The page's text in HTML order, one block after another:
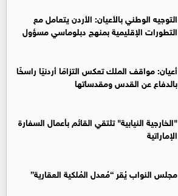
التوجيه الوطني بالأعيان: الأردن يتعامل مع
التطورات الإقليمية بمنهج دبلوماسي مسؤول
أعيان: مواقف الملك تعكس التزامًا أردنيًا راسخًا
بالدفاع عن القدس ومقدساتها
"الخارجية النيابية" تلتقي القائم بأعمال السفارة
الإماراتية
مجلس النواب يُقر “مُعدل المُلكية العقارية”